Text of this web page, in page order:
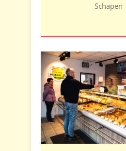
Schapen